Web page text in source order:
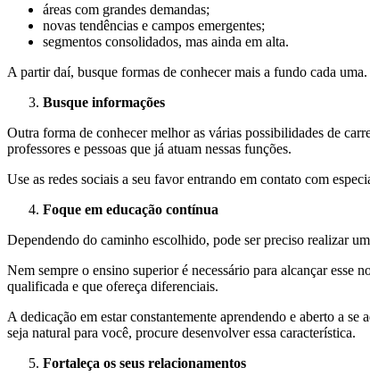
áreas com grandes demandas;
novas tendências e campos emergentes;
segmentos consolidados, mas ainda em alta.
A partir daí, busque formas de conhecer mais a fundo cada
Busque informações
Outra forma de conhecer melhor as várias possibilidades de
professores e pessoas que já atuam nessas funções.
Use as redes sociais a seu favor entrando em contato com
Foque em educação contínua
Dependendo do caminho escolhido, pode ser preciso realizar
Nem sempre o ensino superior é necessário para alcançar esse
qualificada e que ofereça diferenciais.
A dedicação em estar constantemente aprendendo e aberto a
seja natural para você, procure desenvolver essa característica.
Fortaleça os seus relacionamentos